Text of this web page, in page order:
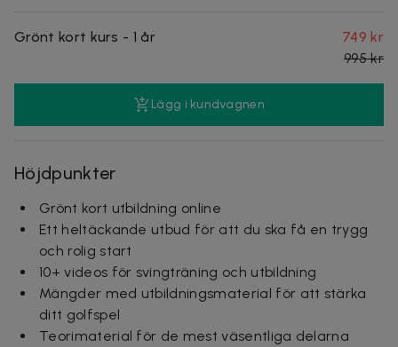
Grönt kort kurs - 1 år
749 kr
995 kr
Lägg i kundvagnen
Höjdpunkter
Grönt kort utbildning online
Ett heltäckande utbud för att du ska få en trygg
och rolig start
10+ videos för svingträning och utbildning
Mängder med utbildningsmaterial för att stärka
ditt golfspel
Teorimaterial för de mest väsentliga delarna